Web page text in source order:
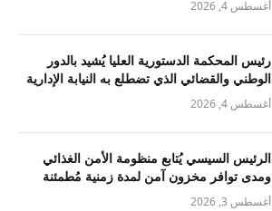
أغسطس 4, 2026
رئيس المحكمة الدستورية العليا يُشيد بالدور
الوطني والقضائي الذي تضطلع به النيابة الإدارية
أغسطس 4, 2026
الرئيس السيسي يُتابع منظومة الأمن الغذائي
ومدى توافر مخزون آمن لمدة زمنية مُطمئنة
أغسطس 3, 2026